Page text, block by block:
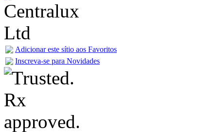
Adicionar este sítio aos Favoritos
Inscreva-se para Novidades